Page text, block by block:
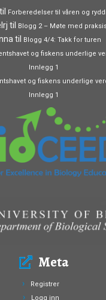
til Forberedelser til våren og
til Blogg 2 – Møte med
til Blogg 4/4: Takk for turen
og fiskens underlige
Innlegg 1
og fiskens underlige
Innlegg 1
Meta
Registrer
Logg inn